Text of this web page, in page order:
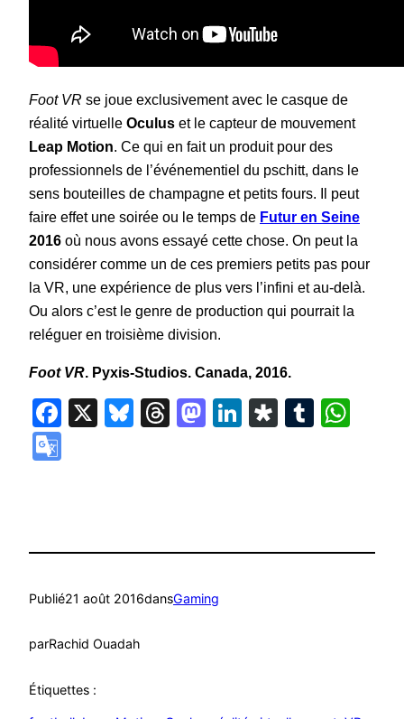
Foot VR se joue exclusivement avec le casque de
réalité virtuelle Oculus et le capteur de mouvement
Leap Motion. Ce qui en fait un produit pour des
professionnels de l’événementiel du pschitt, dans le
sens bouteilles de champagne et petits fours. Il peut
faire effet une soirée ou le temps de Futur en Seine
2016 où nous avons essayé cette chose. On peut la
considérer comme un de ces premiers petits pas pour
la VR, une expérience de plus vers l’infini et au-delà.
Ou alors c’est le genre de production qui pourrait la
reléguer en troisième division.
Foot VR. Pyxis-Studios. Canada, 2016.
Facebook
X Bluesky
Threads
Mastodon
LinkedIn
Diaspora
Publié21 août 2016dansGaming
parRachid Ouadah
Étiquettes :